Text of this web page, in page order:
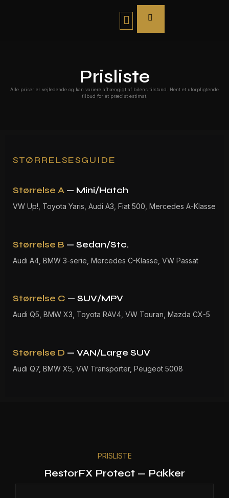
Prisliste
Alle priser er vejledende og kan variere afhængigt af bilens tilstand. Hent et uforpligtende
tilbud for et præcist estimat.
STØRRELSESGUIDE
Størrelse A — Mini/Hatch
VW Up!, Toyota Yaris, Audi A3, Fiat 500, Mercedes A-Klasse
Størrelse B — Sedan/Stc.
Audi A4, BMW 3-serie, Mercedes C-Klasse, VW Passat
Størrelse C — SUV/MPV
Audi Q5, BMW X3, Toyota RAV4, VW Touran, Mazda CX-5
Størrelse D — VAN/Large SUV
Audi Q7, BMW X5, VW Transporter, Peugeot 5008
PRISLISTE
RestorFX Protect — Pakker